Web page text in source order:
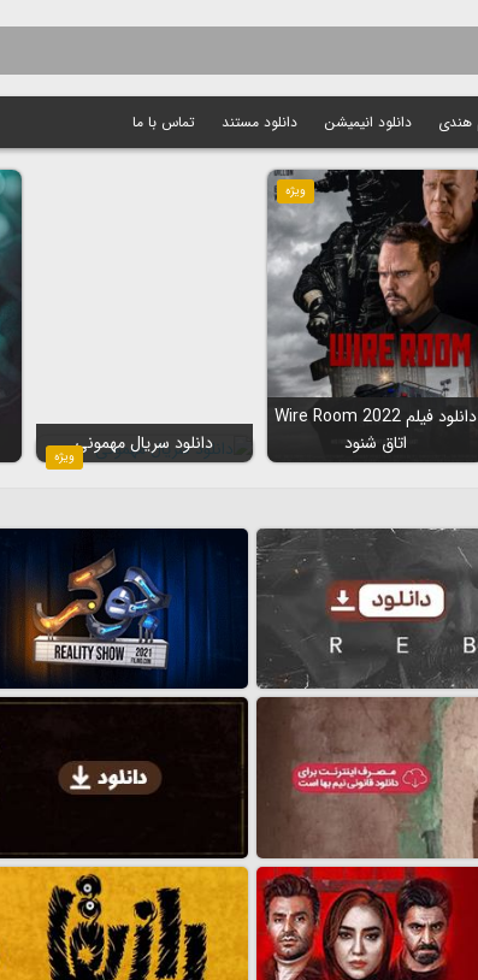
هندی دانلود انیمیشن دانلود مستند تماس با ما
ویژه
دانلود فیلم Wire Room 2022
اتاق شنود
ویژه
دانلود سریال مهمونی